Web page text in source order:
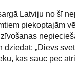
Latviju no šī
piekoptajām
„Dievs
kas sauc pēc